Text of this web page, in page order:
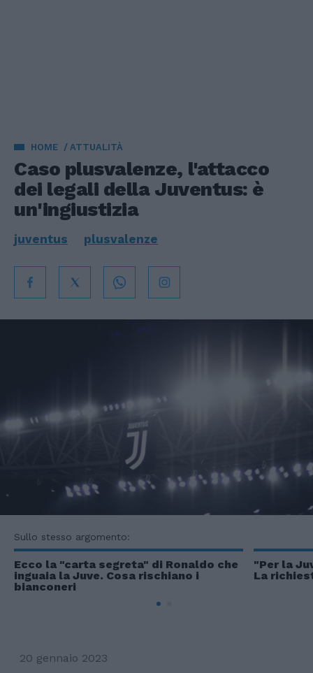
HOME ATTUALITÀ
Caso plusvalenze, l'attacco
dei legali della Juventus: è
un'ingiustizia
juventus plusvalenze
Sullo stesso argomento:
Ecco la "carta segreta" di Ronaldo che
inguaia la Juve. Cosa rischiano i
bianconeri
"Per la
La
20 gennaio 2023